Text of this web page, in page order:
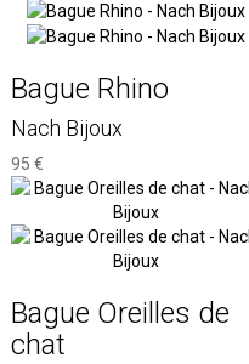
Bague Rhino
Nach Bijoux
95 €
Bague Oreilles de
chat